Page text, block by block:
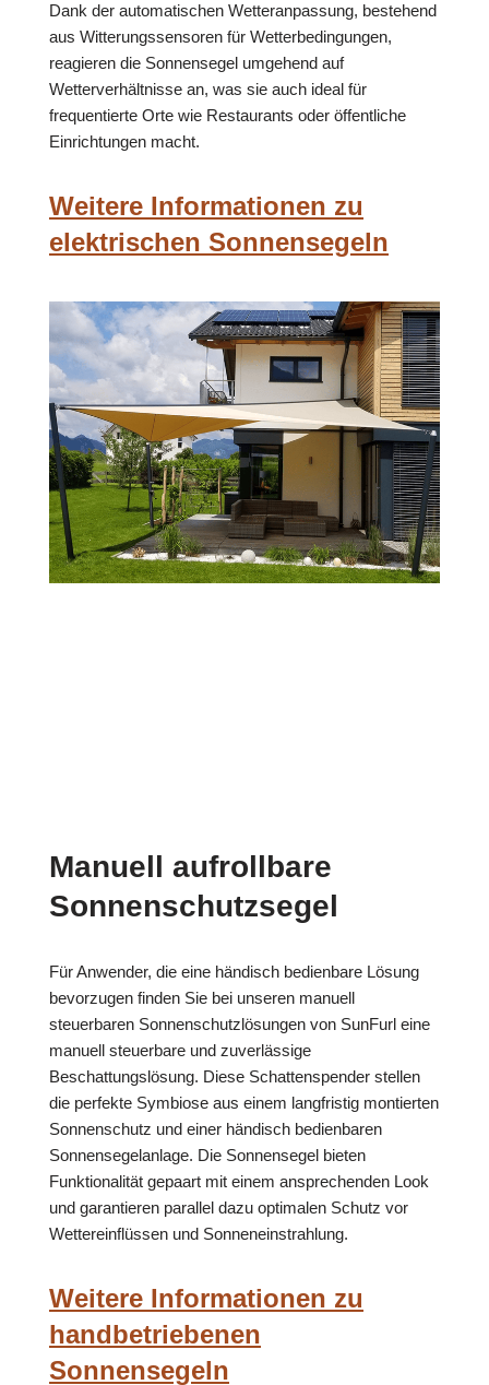
Dank der automatischen Wetteranpassung, bestehend
aus Witterungssensoren für Wetterbedingungen,
reagieren die Sonnensegel umgehend auf
Wetterverhältnisse an, was sie auch ideal für
frequentierte Orte wie Restaurants oder öffentliche
Einrichtungen macht.
Weitere Informationen zu
elektrischen Sonnensegeln
Manuell aufrollbare
Sonnenschutzsegel
Für Anwender, die eine händisch bedienbare Lösung
bevorzugen finden Sie bei unseren manuell
steuerbaren Sonnenschutzlösungen von SunFurl eine
manuell steuerbare und zuverlässige
Beschattungslösung. Diese Schattenspender stellen
die perfekte Symbiose aus einem langfristig montierten
Sonnenschutz und einer händisch bedienbaren
Sonnensegelanlage. Die Sonnensegel bieten
Funktionalität gepaart mit einem ansprechenden Look
und garantieren parallel dazu optimalen Schutz vor
Wettereinflüssen und Sonneneinstrahlung.
Weitere Informationen zu
handbetriebenen
Sonnensegeln